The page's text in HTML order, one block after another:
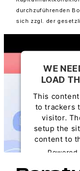
durchzuführenden
sich zzgl. der
WE
LOAD
This
to trackers
visitor.
setup the
content to
Powered